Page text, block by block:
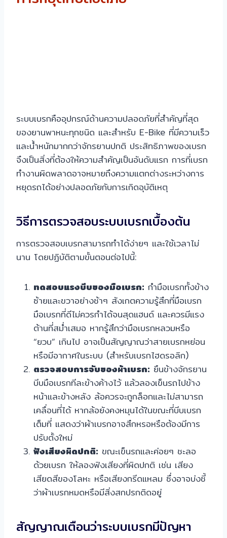
ระบบเบรกคืออุปกรณ์ด้านความปลอดภัยที่สำคัญที่สุด
ของยานพาหนะทุกชนิด และสำหรับ E-Bike ที่มีความเร็ว
และน้ำหนักมากกว่าจักรยานปกติ ประสิทธิภาพของเบรก
จึงเป็นสิ่งที่ต้องให้ความสำคัญเป็นอันดับแรก การที่เบรก
ทำงานผิดพลาดอาจหมายถึงความแตกต่างระหว่างการ
หยุดรถได้อย่างปลอดภัยกับการเกิดอุบัติเหตุ
วิธีการตรวจสอบระบบเบรกเบื้องต้น
การตรวจสอบเบรกสามารถทำได้ง่ายๆ และใช้เวลาไม่
นาน โดยปฏิบัติตามขั้นตอนต่อไปนี้:
ทดสอบแรงบีบของมือเบรก: กำมือเบรกทั้งข้าง
ซ้ายและขวาอย่างช้าๆ สังเกตความรู้สึกที่มือเบรก
มือเบรกที่ดีไม่ควรกำได้จนสุดแฮนด์ และควรมีแรง
ต้านที่สม่ำเสมอ หากรู้สึกว่ามือเบรกหลวมหรือ
“ยวบ” เกินไป อาจเป็นสัญญาณว่าสายเบรกหย่อน
หรือมีอากาศในระบบ (สำหรับเบรกไฮดรอลิก)
ตรวจสอบการจับของผ้าเบรก: ยืนข้างจักรยาน
บีบมือเบรกทีละข้างค้างไว้ แล้วลองเข็นรถไปข้าง
หน้าและข้างหลัง ล้อควรจะถูกล็อกและไม่สามารถ
เคลื่อนที่ได้ หากล้อยังคงหมุนได้ในขณะที่บีบเบรก
เต็มที่ แสดงว่าผ้าเบรกอาจสึกหรอหรือต้องมีการ
ปรับตั้งใหม่
ฟังเสียงผิดปกติ: ขณะเข็นรถและค่อยๆ ชะลอ
ด้วยเบรก ให้ลองฟังเสียงที่ผิดปกติ เช่น เสียง
เสียดสีของโลหะ หรือเสียงกรีดแหลม ซึ่งอาจบ่งชี้
ว่าผ้าเบรกหมดหรือมีสิ่งสกปรกติดอยู่
สัญญาณเตือนว่าระบบเบรกมีปัญหา